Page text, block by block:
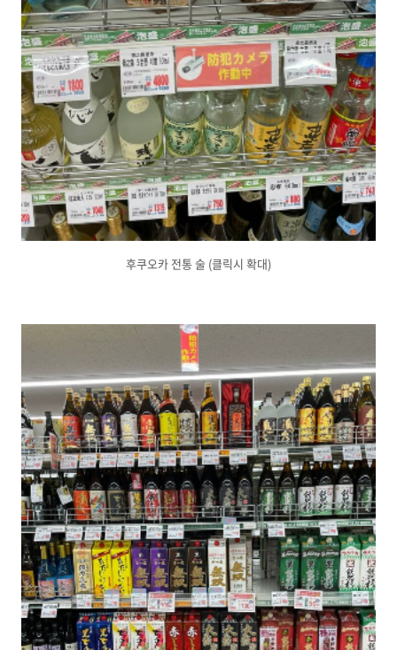
후쿠오카 전통 술 (클릭시 확대)